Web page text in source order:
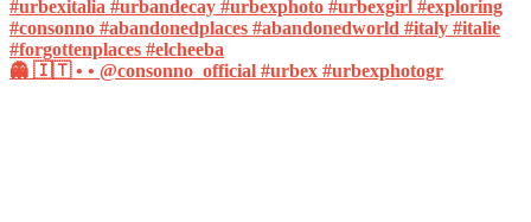
👻 🇮🇹 • • @consonno_official #urbex #urbexphotogr